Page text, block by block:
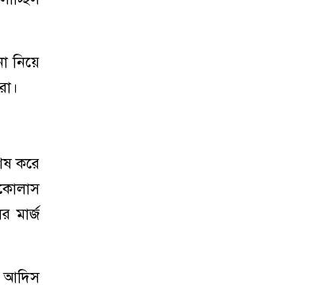
নিয়ে
করে
মার্জ
আদিস